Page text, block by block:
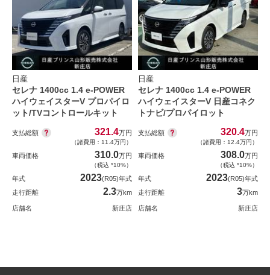
日産
セレナ 1400cc 1.4 e-POWER
ハイウェイスターV プロパイロ
ット/TVコントロールキット
支払総額 321.4万円
（諸費用：11.4万円）
車両価格 310.0万円
（税込 *10%）
年式 2023(R05)年式
走行距離
2.3万km
店舗名 新庄店
日産
セレナ 1400cc 1.4 e-POWER
ハイウェイスターV 日産コネク
トナビ/プロパイロット
支払総額 320.4万円
（諸費用：12.4万円）
車両価格 308.0万円
（税込 *10%）
年式 2023(R05)年式
走行距離
3万km
店舗名 新庄店